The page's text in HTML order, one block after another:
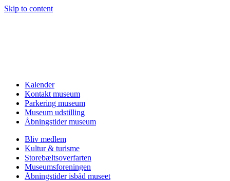
Skip to content
Kalender
Kontakt museum
Parkering museum
Museum udstilling
Åbningstider museum
Bliv medlem
Kultur & turisme
Storebæltsoverfarten
Museumsforeningen
Åbningstider isbåd museet